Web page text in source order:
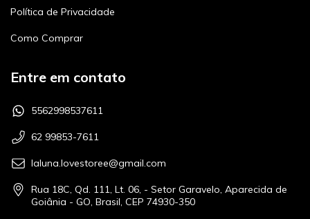
Política de Privacidade
Como Comprar
Entre em contato
5562998537611
62 99853-7611
laluna.lovestoree@gmail.com
Rua 18C, Qd. 111, Lt. 06, - Setor Garavelo, Aparecida de
Goiânia - GO, Brasil, CEP 74930-350